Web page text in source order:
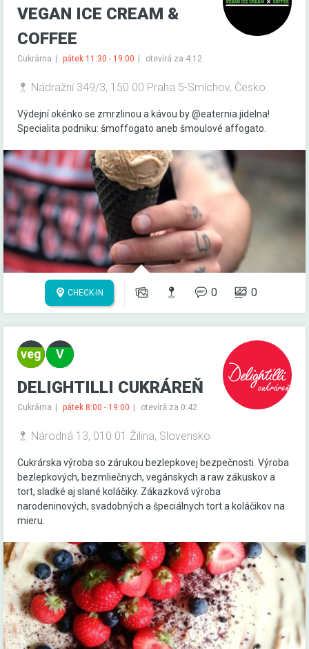
VEGAN ICE CREAM &
COFFEE
Cukrárna pátek 11:30 - 19:00 otevírá za 4:12
Nádražní 349/3, 150 00 Praha 5-Smíchov, Česko
Výdejní okénko se zmrzlinou a kávou by @eaternia.jidelna!
Specialita podniku: šmoffogato aneb šmoulové affogato.
CHECK-IN 0 0
DELIGHTILLI CUKRÁREŇ
Cukrárna pátek 8:00 - 19:00 otevírá za 0:42
Národná 13, 010 01 Žilina, Slovensko
Cukrárska výroba so zárukou bezlepkovej bezpečnosti. Výroba
bezlepkových, bezmliečnych, vegánskych a raw zákuskov a
tort, sladké aj slané koláčiky. Zákazková výroba
narodeninových, svadobných a špeciálnych tort a koláčikov na
mieru.